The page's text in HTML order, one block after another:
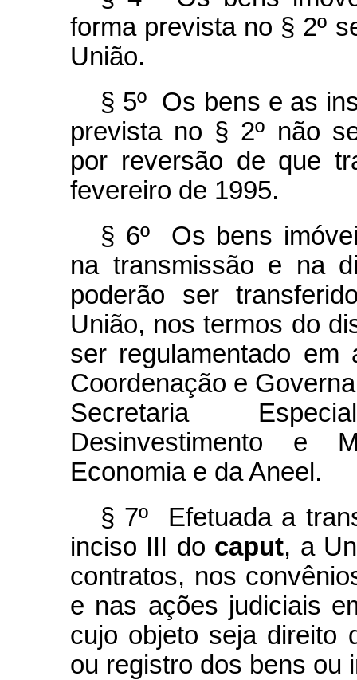
forma prevista no § 2º
União.
§ 5º Os bens e as
prevista no § 2º não
por reversão de que
fevereiro de 1995.
§ 6º Os bens
na transmissão e na
poderão ser
União, nos termos do
ser regulamentado em
Coordenação e
Secretaria
Desinvestimento e
Economia e da Aneel.
§ 7º Efetuada a
inciso III do caput, a
contratos, nos
e nas ações judiciais
cujo objeto seja direito
ou registro dos bens ou